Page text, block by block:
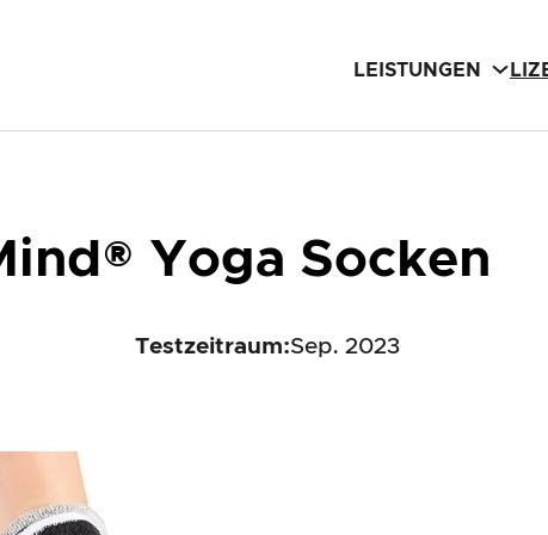
LEISTUNGEN
Yoga Socken
Testzeitraum:Sep. 2023